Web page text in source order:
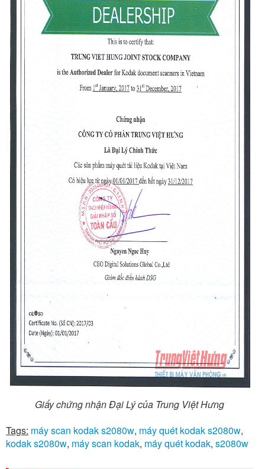
Giấy chứng nhận Đại Lý của Trung Việt Hưng
Tags: máy scan kodak s2080w, máy quét kodak s2080w,
kodak s2080w, máy scan kodak, máy quét kodak, s2080w